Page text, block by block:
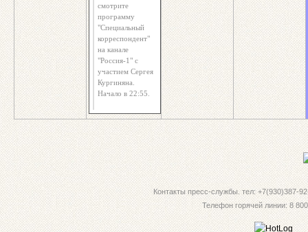
смотрите
программу
"Специальный
корреспондент"
на канале
"Россия-1" с
участием Сергея
Кургиняна.
Начало в 22:55.
Контакты пресс-службы. тел: +7(930)387-
Телефон горячей линии: 8